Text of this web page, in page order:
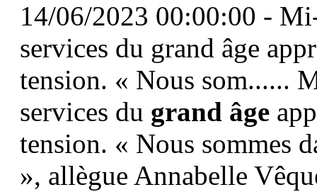
14/06/2023 00:00:00 -
services du grand âge
tension. « Nous som......
services du grand âge
tension. « Nous sommes
», allègue Annabelle